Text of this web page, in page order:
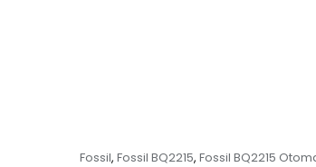
Fossil, Fossil BQ2215, Fossil BQ2215